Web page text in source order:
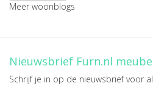
Meer woonblogs
Nieuwsbrief Furn.nl
Schrijf je in op de nieuwsbrief voor